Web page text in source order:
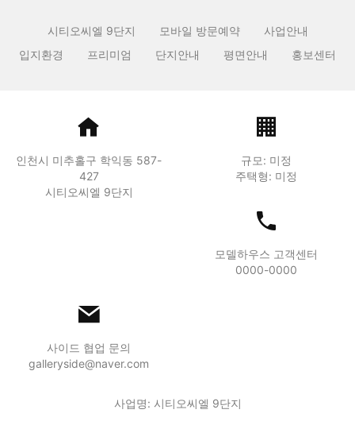
시티오씨엘 9단지 모바일 방문예약
사업안내
입지환경
프리미엄 단지안내 평면안내 홍보센터
인천시 미추홀구 학익동 587-
427
시티오씨엘 9단지
규모: 미정
주택형: 미정
모델하우스 고객센터
0000-0000
사이드 협업 문의
galleryside@naver.com
사업명: 시티오씨엘 9단지